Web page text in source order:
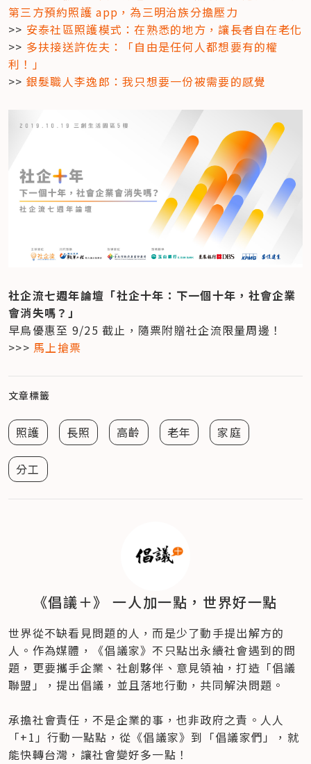
第三方預約照護 app，為三明治族分擔壓力
>> 安泰社區照護模式：在熟悉的地方，讓長者自在老化
>> 多扶接送許佐夫：「自由是任何人都想要有的權
利！」
>> 銀髮職人李逸郎：我只想要一份被需要的感覺
社企流七週年論壇「社企十年：下一個十年，社會企業
會消失嗎？」
早鳥優惠至 9/25 截止，隨票附贈社企流限量周邊！
>>> 馬上搶票
文章標籤
照護 長照 高齡 老年 家庭
分工
《倡議＋》 一人加一點，世界好一點
世界從不缺看見問題的人，而是少了動手提出解方的
人。作為媒體，《倡議家》不只點出永續社會遇到的問
題，更要攜手企業、社創夥伴、意見領袖，打造「倡議
聯盟」，提出倡議，並且落地行動，共同解決問題。
承擔社會責任，不是企業的事，也非政府之責。人人
「+1」行動一點點，從《倡議家》到「倡議家們」，就
能快轉台灣，讓社會變好多一點！